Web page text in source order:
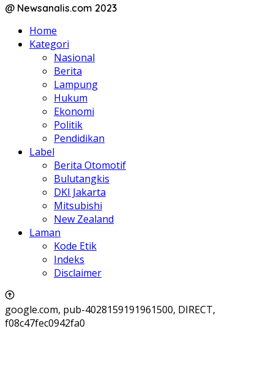
@ Newsanalis.com 2023
Home
Kategori
Nasional
Berita
Lampung
Hukum
Ekonomi
Politik
Pendidikan
Label
Berita Otomotif
Bulutangkis
DKI Jakarta
Mitsubishi
New Zealand
Laman
Kode Etik
Indeks
Disclaimer
google.com, pub-4028159191961500, DIRECT,
f08c47fec0942fa0